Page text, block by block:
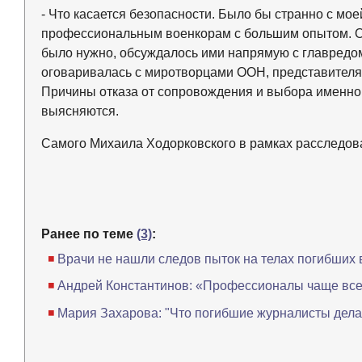
- Что касается безопасности. Было бы странно с
профессиональным военкорам с большим опытом.
было нужно, обсуждалось ими напрямую с
оговаривалась с миротворцами ООН,
Причины отказа от сопровождения и выбора
выясняются.
Самого Михаила Ходорковского в рамках
Ранее по теме (3):
Врачи не нашли следов пыток на телах
Андрей Константинов: «Профессионалы чаще
Мария Захарова: "Что погибшие журналисты